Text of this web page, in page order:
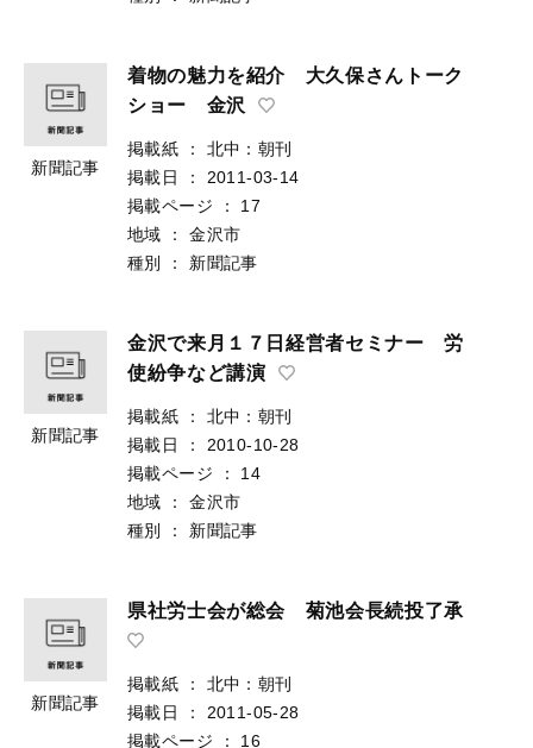
新聞記事
着物の魅力を紹介 大久保さんトーク
ショー 金沢
掲載紙 ：
北中：朝刊
掲載日
：
2011-03-14
掲載ページ
：
17
地域
：
金沢市
種別
： 新聞記事
新聞記事
金沢で来月１７日経営者セミナー 労
使紛争など講演
掲載紙 ：
北中：朝刊
掲載日
：
2010-10-28
掲載ページ
：
14
地域
：
金沢市
種別
： 新聞記事
新聞記事
県社労士会が総会 菊池会長続投了承
掲載紙 ：
北中：朝刊
掲載日
：
2011-05-28
掲載ページ
：
16